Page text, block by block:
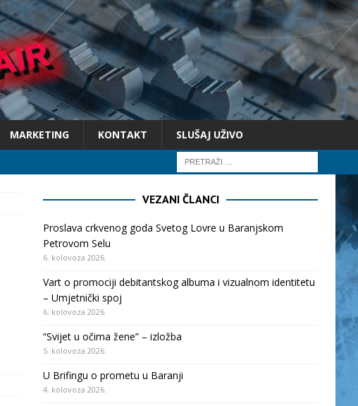
MARKETING KONTAKT SLUŠAJ UŽIVO
VEZANI ČLANCI
Proslava crkvenog goda Svetog Lovre u Baranjskom
Petrovom Selu
6. kolovoza 2026.
Vart o promociji debitantskog albuma i vizualnom identitetu
– Umjetnički spoj
6. kolovoza 2026.
“Svijet u očima žene” – izložba
5. kolovoza 2026.
U Brifingu o prometu u Baranji
4. kolovoza 2026.